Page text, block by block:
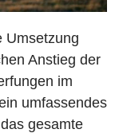
Umsetzung
Anstieg der
im
umfassendes
gesamte